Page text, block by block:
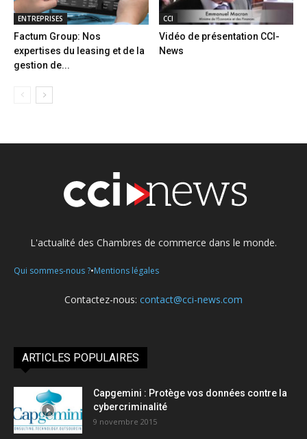
ENTREPRISES
Factum Group: Nos
expertises du leasing et de la
gestion de...
CCI
Vidéo de présentation CCI-
News
L'actualité des Chambres de commerce dans le monde.
Qui sommes-nous ?•Mentions légales
Contactez-nous: contact@cci-news.com
ARTICLES POPULAIRES
Capgemini : Protège vos données contre la
cybercriminalité
9 novembre 2015